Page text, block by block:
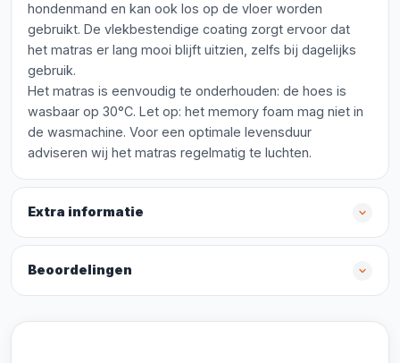
hondenmand en kan ook los op de vloer worden
gebruikt. De vlekbestendige coating zorgt ervoor dat
het matras er lang mooi blijft uitzien, zelfs bij dagelijks
gebruik.
Het matras is eenvoudig te onderhouden: de hoes is
wasbaar op 30°C. Let op: het memory foam mag niet in
de wasmachine. Voor een optimale levensduur
adviseren wij het matras regelmatig te luchten.
Extra informatie
Beoordelingen